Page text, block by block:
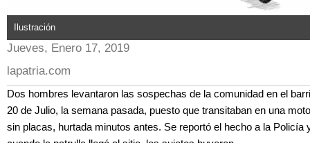
Ilustración
Jueves, Enero 17, 2019
lapatria.com
Dos hombres levantaron las sospechas de la comunidad en el
20 de Julio, la semana pasada, puesto que transitaban en una moto
sin placas, hurtada minutos antes. Se reportó el hecho a la Policía